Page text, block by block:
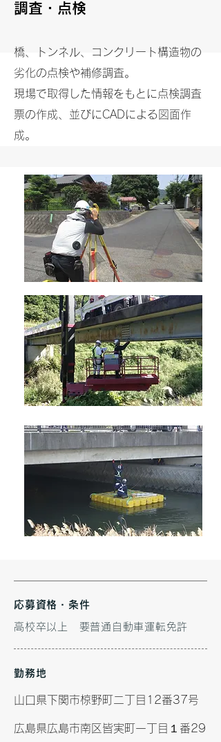
調査・点検
橋、トンネル、コンクリート構造物の
劣化の点検や補修調査。
現場で取得した情報をもとに点検調査
票の作成、並びにCADによる図面作
成。
応募資格・条件
高校卒以上 要普通自動車運転免許
勤務地
山口県下関市椋野町二丁目12番37号
​広島県広島市南区皆実町一丁目１番29